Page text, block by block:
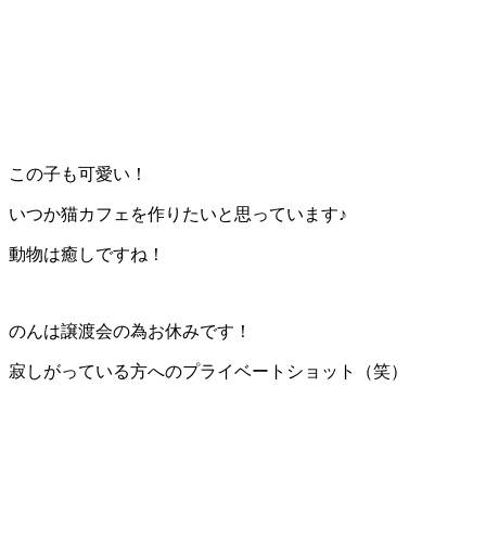
この子も可愛い！
いつか猫カフェを作りたいと思っています♪
動物は癒しですね！
のんは譲渡会の為お休みです！
寂しがっている方へのプライベートショット（笑）